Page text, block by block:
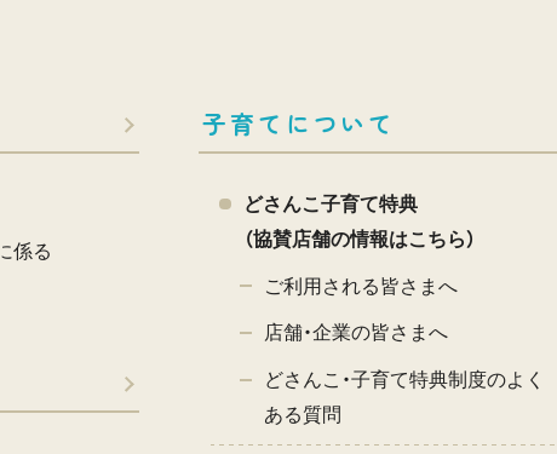
係る
子育てについて
どさんこ子育て特典
（協賛店舗の情報はこちら）
ご利用される皆さまへ
店舗・企業の皆さまへ
どさんこ・子育て特典制度のよく
ある質問